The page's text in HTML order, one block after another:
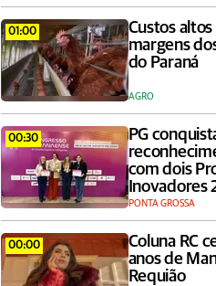
01:00
Custos
margens
do Paraná
AGRO
00:30
PG
com dois
Inovadores
PONTA GROSSA
00:00
Coluna RC
anos de
Requião